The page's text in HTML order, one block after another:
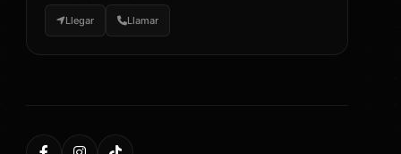
Llegar Llamar